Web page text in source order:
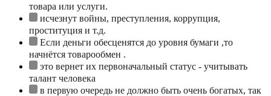
товара или услуги.
исчезнут войны, преступления, коррупция,
проституция и т.д.
Если деньги обесценятся до уровня бумаги ,то
начнётся товарообмен .
это вернет их первоначальный статус - учитывать
талант человека
в первую очередь не должно быть очень богатых, так